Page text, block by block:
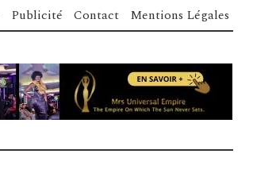
Publicité Contact Mentions Légales